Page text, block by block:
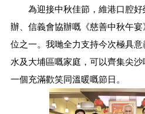
為迎接中秋佳節，維港口腔
辦、信義會協辦嘅《慈善中秋午
位之一。我哋全力支持今次極具
水及大埔區嘅家庭，可以齊集尖
一個充滿歡笑同溫暖嘅節日。